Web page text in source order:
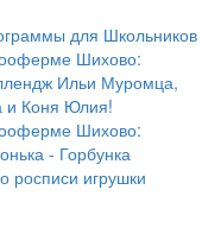
для Школьников
Шихово:
Ильи Муромца,
и Коня Юлия!
Шихово:
- Горбунка
росписи игрушки